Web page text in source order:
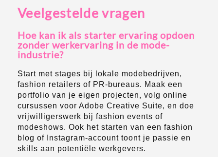
Veelgestelde vragen
Hoe kan ik als starter ervaring opdoen
zonder werkervaring in de mode-
industrie?
Start met stages bij lokale modebedrijven,
fashion retailers of PR-bureaus. Maak een
portfolio van je eigen projecten, volg online
cursussen voor Adobe Creative Suite, en doe
vrijwilligerswerk bij fashion events of
modeshows. Ook het starten van een fashion
blog of Instagram-account toont je passie en
skills aan potentiële werkgevers.